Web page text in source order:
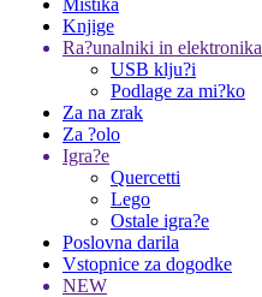
Mistika
Knjige
Ra?unalniki in elektronika
USB klju?i
Podlage za mi?ko
Za na zrak
Za ?olo
Igra?e
Quercetti
Lego
Ostale igra?e
Poslovna darila
Vstopnice za dogodke
NEW